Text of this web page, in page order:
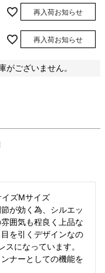
再入荷お知らせ
再入荷お知らせ
がございません。
ズMサイズ
が効く為、シルエッ
囲気も程良く上品な
を引くデザインなの
になっています。
ナーとしての機能を